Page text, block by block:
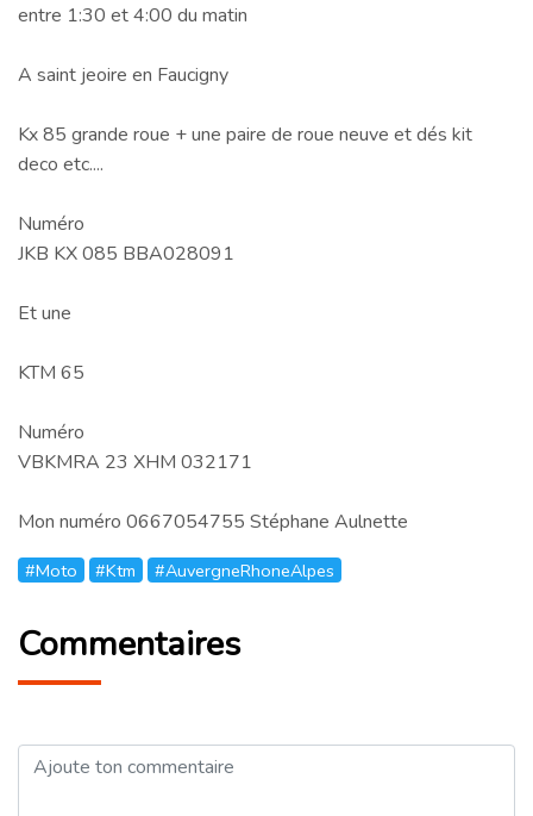
entre 1:30 et 4:00 du matin
A saint jeoire en Faucigny
Kx 85 grande roue + une paire de roue neuve et dés kit
deco etc....
Numéro
JKB KX 085 BBA028091
Et une
KTM 65
Numéro
VBKMRA 23 XHM 032171
Mon numéro 0667054755 Stéphane Aulnette
#Moto #Ktm #AuvergneRhoneAlpes
Commentaires